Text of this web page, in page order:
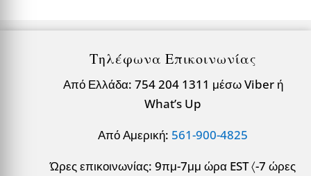
Τηλέφωνα Επικοινωνίας
Από Ελλάδα: 754 204 1311 μέσω Viber ή
What’s Up
Από Αμερική: 561-900-4825
Ώρες επικοινωνίας: 9πμ-7μμ ώρα EST 〈-7 ώρες